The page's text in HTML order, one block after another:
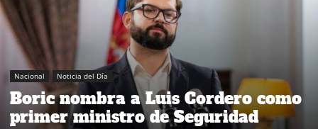
Nacional Noticia del Día
Boric nombra a Luis Cordero como
primer ministro de Seguridad